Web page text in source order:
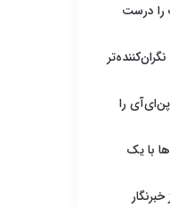
را درست
را
با یک